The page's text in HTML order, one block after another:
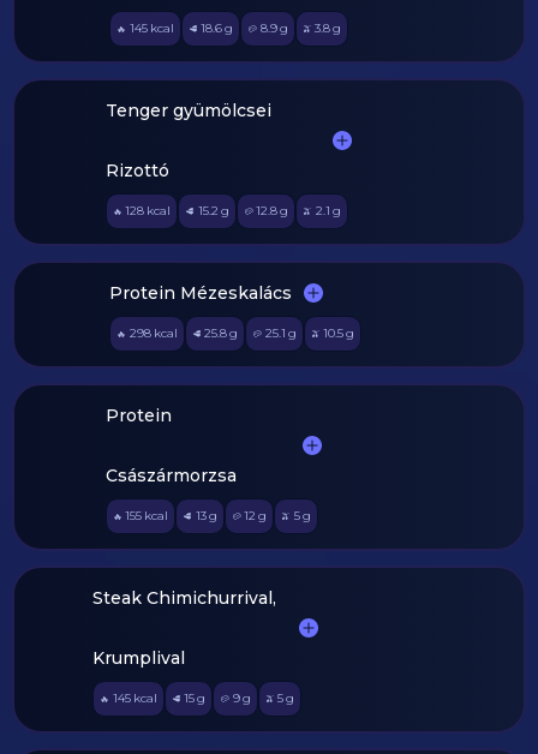
🔥 145 kcal 🥩 18.6g 🥔 8.9g 🫒 3.8g
Tenger gyümölcsei
Rizottó
🔥 128 kcal 🥩 15.2 g 🥔 12.8g 🫒 2.1 g
Protein Mézeskalács
🔥 298 kcal 🥩 25.8g 🥔 25.1 g 🫒 10.5g
Protein
Császármorzsa
🔥 155 kcal 🥩 13g 🥔 12 g 🫒 5g
Steak Chimichurrival,
Krumplival
🔥 145 kcal 🥩 15g 🥔 9g 🫒 5g